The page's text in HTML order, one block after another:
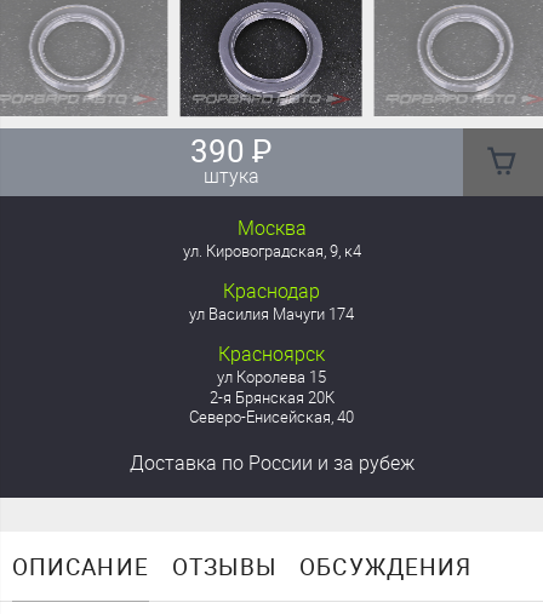
390₽
штука
Москва
ул. Кировоградская, 9, к4
Краснодар
ул Василия Мачуги 174
Красноярск
ул Королева 15
2-я Брянская 20К
Северо-Енисейская, 40
Доставка по России и за рубеж
ОПИСАНИЕ ОТЗЫВЫ ОБСУЖДЕНИЯ